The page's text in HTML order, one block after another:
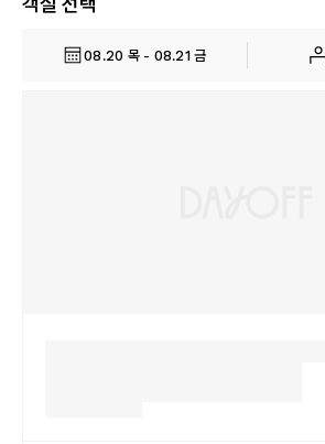
08.20 목 - 08.21 금